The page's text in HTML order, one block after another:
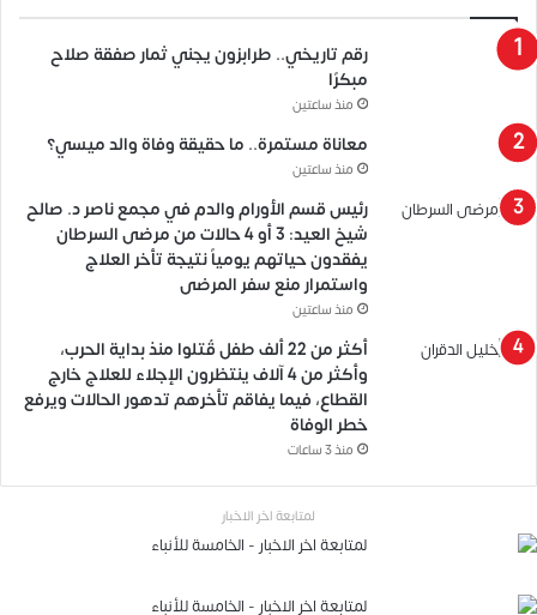
رقم تاريخي.. طرابزون يجني ثمار صفقة صلاح
مبكرًا
منذ ساعتين
معاناة مستمرة.. ما حقيقة وفاة والد ميسي؟
منذ ساعتين
رئيس قسم الأورام والدم في مجمع ناصر د. صالح
شيخ العيد: 3 أو 4 حالات من مرضى السرطان
يفقدون حياتهم يومياً نتيجة تأخر العلاج
واستمرار منع سفر المرضى
منذ ساعتين
أكثر من 22 ألف طفل قُتلوا منذ بداية الحرب،
وأكثر من 4 آلاف ينتظرون الإجلاء للعلاج خارج
القطاع، فيما يفاقم تأخرهم تدهور الحالات ويرفع
خطر الوفاة
منذ 3 ساعات
لمتابعة اخر الاخبار